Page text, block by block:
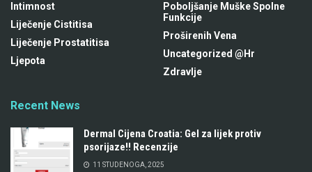
Intimnost
Liječenje Cistitisa
Liječenje Prostatitisa
Ljepota
Poboljšanje Muške Spolne
Funkcije
Proširenih Vena
Uncategorized @hr
Zdravlje
Recent News
Dermal Cijena Croatia: Gel za lijek protiv
psorijaze!! Recenzije
11 STUDENOGA, 2025